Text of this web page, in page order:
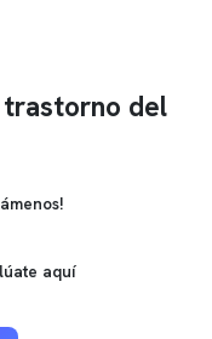
trastorno del
aquí